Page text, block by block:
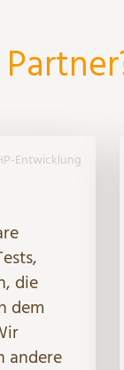
Entwicklung
die
dem
andere